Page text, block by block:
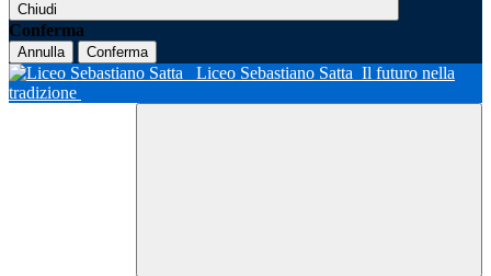
Chiudi
Conferma
Annulla Conferma
Liceo Sebastiano Satta Il futuro nella
tradizione